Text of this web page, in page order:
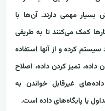
بسیار مهمی دارند. آن‌ها با
کمک می‌کنند تا به طریقی
کرده و از آنها استفاده
داده، تمیز کردن داده، اصلاح
غیرقابل خواندن به
یا پایگاه‌های داده است.